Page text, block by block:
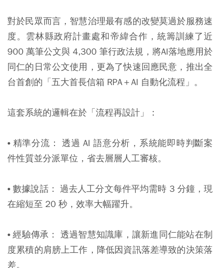
對於民眾而言，智慧治理最有感的改變莫過於服務速
度。雲林縣政府計畫處和帝緯合作，統籌訓練了近
900 萬筆公文與 4,300 筆行政法規，將AI落地應用於
同仁的日常公文使用，更為了快速回應民意，推出全
台首創的「五大首長信箱 RPA＋AI 自動化流程」。
這套系統的邏輯在於「流程再設計」：
• 精準分流：透過 AI 語意分析，系統能即時判斷案
件性質並分派單位，省去層層人工審核。
• 數據說話： 過去人工分文每件平均需時 3 分鐘，現
在縮短至 20 秒，效率大幅躍升。
• 經驗傳承： 透過智慧知識庫，讓新進同仁能站在制
度累積的肩膀上工作，降低因資訊落差導致的決策落
差。